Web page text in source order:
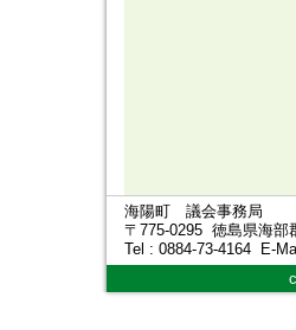
海陽町 議会事務局
〒775-0295 徳島県海部
Tel : 0884-73-4164 E-